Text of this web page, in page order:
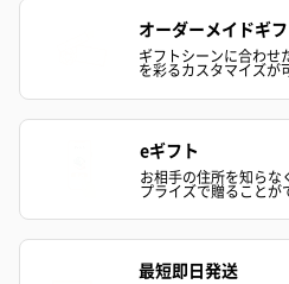
オーダーメイドギ
ギフトシーンに合わせ
を彩るカスタマイズが
eギフト
お相手の住所を知らな
プライズで贈ることが
最短即日発送